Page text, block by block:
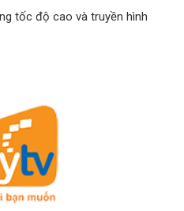
tốc độ cao và truyền hình